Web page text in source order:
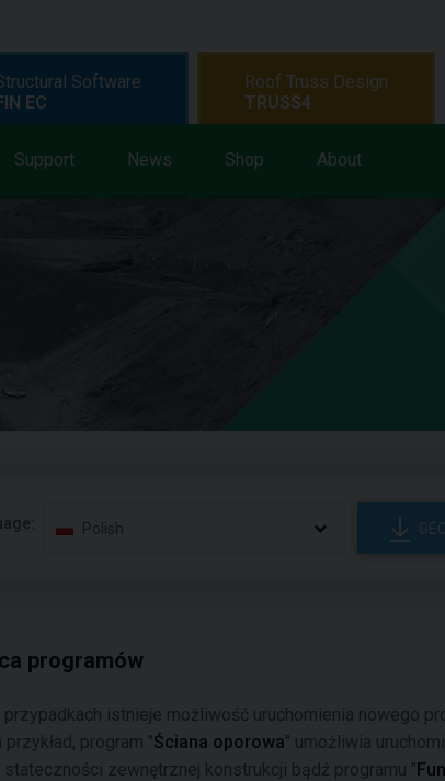
Support News Shop About
Software
EC
Roof Truss Design
TRUSS4
Polish
programów
przypadkach istnieje możliwość uruchomienia nowego
przykład, program "Ściana oporowa" umożliwia
zewnętrznej konstrukcji bądź programu "